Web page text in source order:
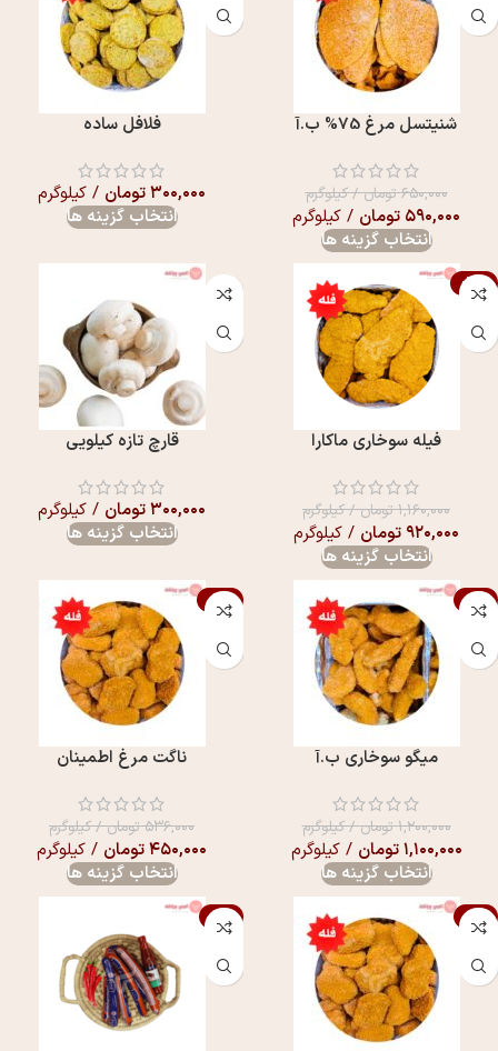
شنیتسل مرغ 75% ب.آ
۶۵۰,۰۰۰تومان/ کیلوگرم
۵۹۰,۰۰۰ تومان / کیلوگرم
انتخاب گزینه ها
فلافل ساده
۳۰۰,۰۰۰تومان / کیلوگرم
انتخاب گزینه ها
-21%
فیله سوخاری ماکارا
۱,۱۶۰,۰۰۰تومان/ کیلوگرم
۹۲۰,۰۰۰ تومان / کیلوگرم
انتخاب گزینه ها
قارچ تازه کیلویی
۳۰۰,۰۰۰تومان / کیلوگرم
انتخاب گزینه ها
-8%
میگو سوخاری ب.آ
۱,۲۰۰,۰۰۰تومان/ کیلوگرم
۱,۱۰۰,۰۰۰تومان / کیلوگرم
انتخاب گزینه ها
-16%
ناگت مرغ اطمینان
۵۳۶,۰۰۰تومان/ کیلوگرم
۴۵۰,۰۰۰تومان / کیلوگرم
انتخاب گزینه ها
-8%
-1%